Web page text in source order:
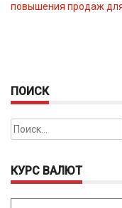
повышения продаж
ПОИСК
Найти:
КУРС ВАЛЮТ